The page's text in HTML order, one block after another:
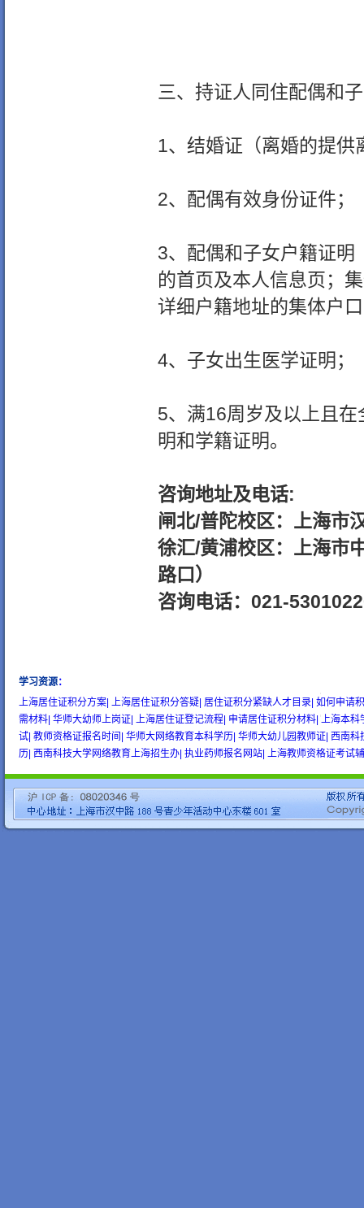
三、持证人同住配偶和
1、结婚证（离婚的提供
2、配偶有效身份证件；
3、配偶和子女户籍证明
的首页及本人信息页；
详细户籍地址的集体户
4、子女出生医学证明；
5、满16周岁及以上且
明和学籍证明。
咨询地址及电话:
闸北/普陀校区：上海市
徐汇/黄浦校区：上海市
路口）
咨询电话：021-
学习资源：
上海居住证积分方案| 上海居住证积分答疑| 居住证积分紧缺人才目录| 如何申请
需材料| 华师大幼师上岗证| 上海居住证登记流程| 申请居住证积分材料| 上海本科
试| 教师资格证报名时间| 华师大网络教育本科学历| 华师大幼儿园教师证| 西南科
历| 西南科技大学网络教育上海招生办| 执业药师报名网站| 上海教师资格证考试